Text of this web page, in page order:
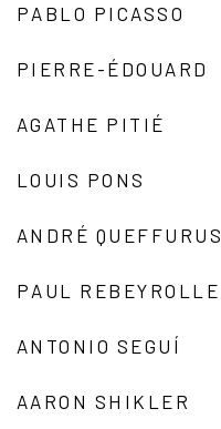
PABLO PICASSO
PIERRE-ÉDOUARD
AGATHE PITIÉ
LOUIS PONS
ANDRÉ QUEFFURUS
PAUL REBEYROLLE
ANTONIO SEGUÍ
AARON SHIKLER